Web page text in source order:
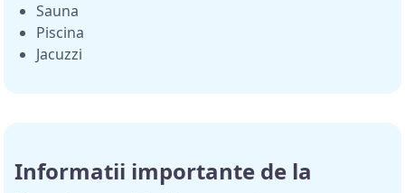
Sauna
Piscina
Jacuzzi
Informatii importante de la